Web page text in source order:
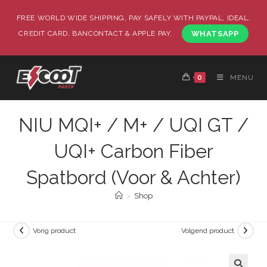
FREE WORLD WIDE SHIPPING, PAY SAFELY WITH PAYPAL, IDEAL,
CREDIT CARD, BANCONTACT & APPLE PAY.
WHATSAPP
0 MENU
NIU MQI+ / M+ / UQI GT /
UQI+ Carbon Fiber
Spatbord (Voor & Achter)
> Shop
Vorig product Volgend product